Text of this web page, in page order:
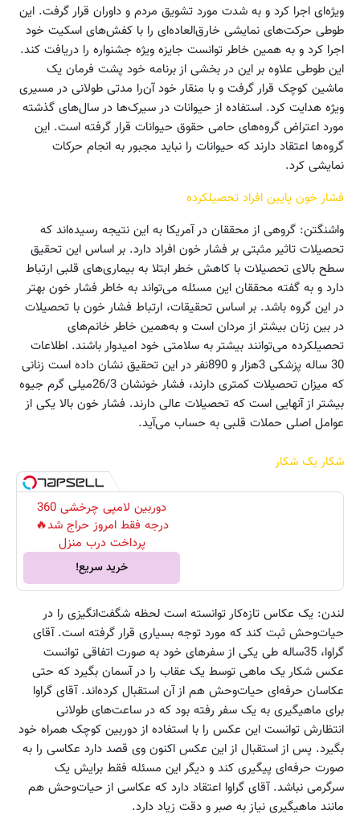
ویژه‌ای اجرا کرد و به شدت مورد تشویق مردم و داوران قرار گرفت. این
طوطی حرکت‌های نمایشی خارق‌العاده‌ای را با کفش‌های اسکیت خود
اجرا کرد و به همین خاطر توانست جایزه ویژه جشنواره را دریافت کند.
این طوطی علاوه بر این در بخشی از برنامه خود پشت فرمان یک
ماشین کوچک قرار گرفت و با منقار خود آن‌را مدتی طولانی در مسیری
ویژه هدایت کرد. استفاده از حیوانات در سیرک‌ها در سال‌های گذشته
مورد اعتراض گروه‌های حامی حقوق حیوانات قرار گرفته است. این
گروه‌ها اعتقاد دارند که حیوانات را نباید مجبور به انجام حرکات
نمایشی کرد.
فشار خون پایین افراد تحصیلکرده
واشنگتن: گروهی از محققان در آمریکا به این نتیجه رسیده‌‌اند که
تحصیلات تاثیر مثبتی بر فشار خون افراد دارد. بر اساس این تحقیق
سطح بالای تحصیلات با کاهش خطر ابتلا به بیماری‌های قلبی ارتباط
دارد و به گفته محققان این مسئله می‌تواند به خاطر فشار خون بهتر
در این گروه باشد. بر اساس تحقیقات، ارتباط فشار خون با تحصیلات
در بین زنان بیشتر از مردان است و به‌همین خاطر خانم‌های
تحصیلکرده می‌توانند بیشتر به سلامتی خود امیدوار باشند. اطلاعات
30 ساله پزشکی 3‌هزار و 890‌نفر در این تحقیق نشان داده است زنانی
که میزان تحصیلات کمتری دارند، فشار خونشان 26/3‌میلی گرم جیوه
بیشتر از آنهایی است که تحصیلات عالی دارند. فشار خون بالا یکی از
عوامل اصلی حملات قلبی به حساب می‌آید.
شکار یک شکار
دوربین لامپی چرخشی 360
درجه فقط امروز حراج شد🔥
پرداخت درب منزل
خرید سریع!
لندن: یک عکاس تازه‌کار توانسته است لحظه شگفت‌انگیزی را در
حیات‌وحش ثبت کند که مورد توجه بسیاری قرار گرفته است. آقای
گراوا، 35‌ساله طی یکی از سفرهای خود به صورت اتفاقی توانست
عکس شکار یک ماهی توسط یک عقاب را در آسمان بگیرد که حتی
عکاسان حرفه‌ای حیات‌وحش هم از آن استقبال کرده‌اند. آقای گراوا
برای ماهیگیری به یک سفر رفته بود که در ساعت‌های طولانی
انتظارش توانست این عکس را با استفاده از دوربین کوچک همراه خود
بگیرد. پس از استقبال از این عکس اکنون وی قصد دارد عکاسی را به
صورت حرفه‌ای پیگیری کند و دیگر این مسئله فقط برایش یک
سرگرمی نباشد. آقای گراوا اعتقاد دارد که عکاسی از حیات‌وحش هم
مانند ماهیگیری نیاز به صبر و دقت زیاد دارد.